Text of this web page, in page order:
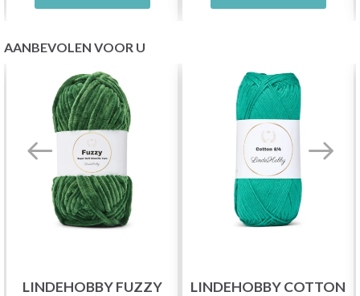
AANBEVOLEN VOOR U
LINDEHOBBY FUZZY
LINDEHOBBY COTTON